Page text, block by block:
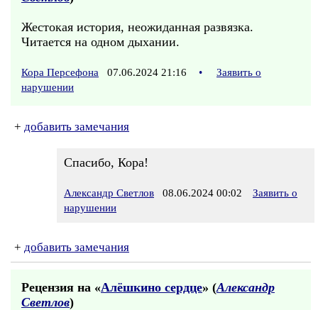
Жестокая история, неожиданная развязка.
Читается на одном дыхании.
Кора Персефона 07.06.2024 21:16 •
Заявить о
нарушении
+ добавить замечания
Спасибо, Кора!
Александр Светлов 08.06.2024 00:02
Заявить о
нарушении
+ добавить замечания
Рецензия на «Алёшкино сердце» (Александр
Светлов)